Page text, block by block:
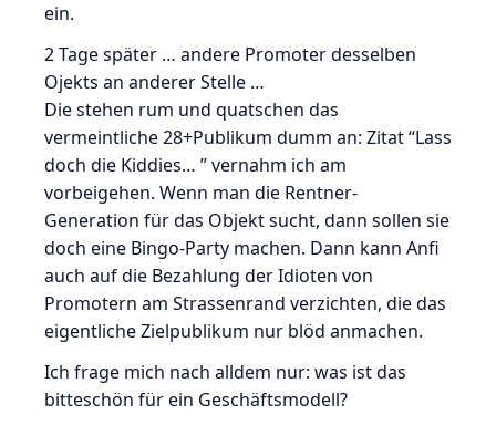
ein.
2 Tage später … andere Promoter desselben
Ojekts an anderer Stelle …
Die stehen rum und quatschen das
vermeintliche 28+Publikum dumm an: Zitat “Lass
doch die Kiddies… ” vernahm ich am
vorbeigehen. Wenn man die Rentner-
Generation für das Objekt sucht, dann sollen sie
doch eine Bingo-Party machen. Dann kann Anfi
auch auf die Bezahlung der Idioten von
Promotern am Strassenrand verzichten, die das
eigentliche Zielpublikum nur blöd anmachen.
Ich frage mich nach alldem nur: was ist das
bitteschön für ein Geschäftsmodell?